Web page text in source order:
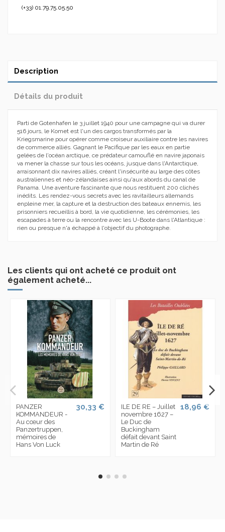
(+33) 01.79.75.05.50
Description
Détails du produit
Parti de Gotenhafen le 3 juillet 1940 pour une campagne qui va durer
516 jours, le Komet est l'un des cargos transformés par la
Kriegsmarine pour opérer comme croiseur auxiliaire contre les navires
de commerce alliés. Gagnant le Pacifique par les eaux en partie
gelées de l'océan arctique, ce prédateur camouflé en navire japonais
va mener la chasse sur tous les océans, jusque dans l'Antarctique,
arraisonnant dix navires alliés, créant l'insécurité au large des côtes
australiennes et néo-zélandaises ainsi qu'aux abords du canal de
Panama. Une aventure fascinante que nous restituent 200 clichés
inédits. Les rendez-vous secrets avec les ravitailleurs allemands
enpleine mer, la capture et la destruction des bateaux ennemis, les
prisonniers recueillis à bord, la vie quotidienne, les cérémonies, les
escapades à terre ou la rencontre avec les U-Boote dans l'Atlantique :
rien ou presque n'a échappé à l'objectif du photographe.
Les clients qui ont acheté ce produit ont
également acheté...
PANZER
KOMMANDEUR -
Au cœur des
Panzertruppen,
mémoires de
Hans Von Luck
30,33 €
ILE DE RE – Juillet
novembre 1627 –
Le Duc de
Buckingham
défait devant Saint
Martin de Ré
18,96 €